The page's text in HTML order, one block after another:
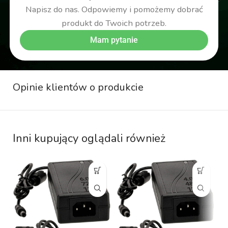
Napisz do nas. Odpowiemy i pomożemy dobrać
produkt do Twoich potrzeb.
Mam pytanie
Opinie klientów o produkcie
Inni kupujący oglądali również